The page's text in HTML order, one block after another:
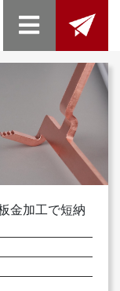
金加工で短納